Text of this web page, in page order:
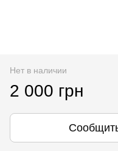
Нет в наличии
2 000 грн